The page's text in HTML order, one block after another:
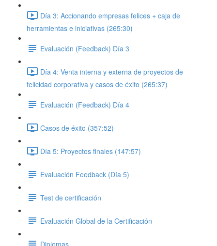
Día 3: Accionando empresas felices + caja de
herramientas e iniciativas (265:30)
Evaluación (Feedback) Día 3
Día 4: Venta interna y externa de proyectos de
felicidad corporativa y casos de éxito (265:37)
Evaluación (Feedback) Día 4
Casos de éxito (357:52)
Día 5: Proyectos finales (147:57)
Evaluación Feedback (Día 5)
Test de certificación
Evaluación Global de la Certificación
Diplomas